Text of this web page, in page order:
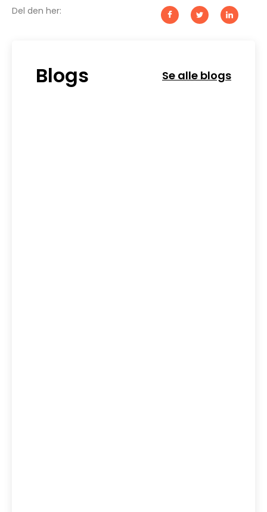
Del den her:
Blogs Se alle blogs